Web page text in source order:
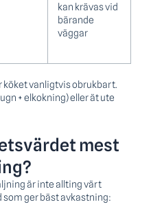
kan krävas vid
bärande
väggar
köket vanligtvis obrukbart.
+ elkokning) eller ät ute
mest
är inte allting värt
ger bäst avkastning: